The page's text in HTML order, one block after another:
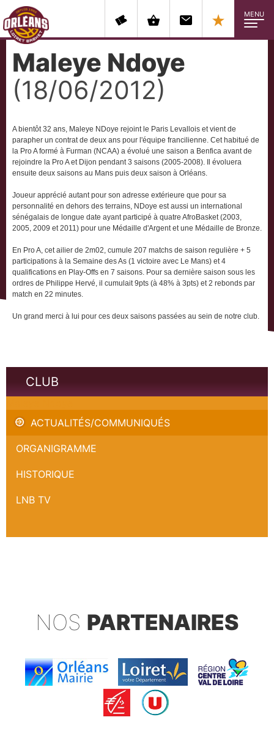
MENU
Maleye Ndoye
(18/06/2012)
A bientôt 32 ans, Maleye NDoye rejoint le Paris Levallois et vient de
parapher un contrat de deux ans pour l'équipe francilienne. Cet habitué de
la Pro A formé à Furman (NCAA) a évolué une saison a Benfica avant de
rejoindre la Pro A et Dijon pendant 3 saisons (2005-2008). Il évoluera
ensuite deux saisons au Mans puis deux saison à Orléans.
Joueur apprécié autant pour son adresse extérieure que pour sa
personnalité en dehors des terrains, NDoye est aussi un international
sénégalais de longue date ayant participé à quatre AfroBasket (2003,
2005, 2009 et 2011) pour une Médaille d'Argent et une Médaille de Bronze.
En Pro A, cet ailier de 2m02, cumule 207 matchs de saison regulière + 5
participations à la Semaine des As (1 victoire avec Le Mans) et 4
qualifications en Play-Offs en 7 saisons. Pour sa dernière saison sous les
ordres de Philippe Hervé, il cumulait 9pts (à 48% à 3pts) et 2 rebonds par
match en 22 minutes.
Un grand merci à lui pour ces deux saisons passées au sein de notre club.
CLUB
ACTUALITÉS/COMMUNIQUÉS
ORGANIGRAMME
HISTORIQUE
LNB TV
NOS PARTENAIRES